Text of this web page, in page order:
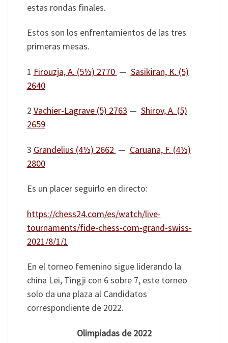
estas rondas finales.
Estos son los enfrentamientos de las tres
primeras mesas.
1 Firouzja, A. (5½) 2770 — Sasikiran, K. (5)
2640
2 Vachier-Lagrave (5) 2763 — Shirov, A. (5)
2659
3 Grandelius (4½) 2662 — Caruana, F. (4½)
2800
Es un placer seguirlo en directo:
https://chess24.com/es/watch/live-
tournaments/fide-chess-com-grand-swiss-
2021/8/1/1
En el torneo femenino sigue liderando la
china Lei, Tingji con 6 sobre 7, este torneo
solo da una plaza al Candidatos
correspondiente de 2022.
Olimpiadas de 2022